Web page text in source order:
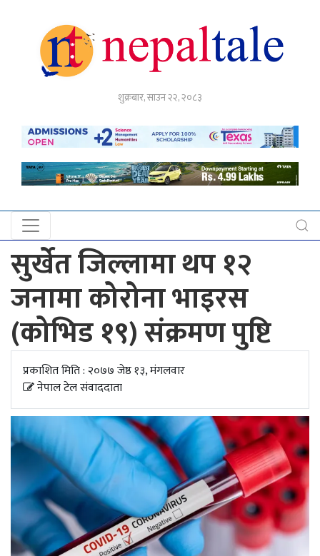
शुक्रबार, साउन २२, २०८३
अर्थ
नेपाल
प्रदेश
खबर
अन्तर्राष्ट्रिय
युके
अपडेट
खेलकुद
स्वास्थ्य/
जिबनशैली
सुर्खेत जिल्लामा थप १२
जनामा कोरोना भाइरस
(कोभिड १९) संक्रमण पुष्टि
प्रकाशित मिति : २०७७ जेष्ठ १३, मंगलवार
नेपाल टेल संवाददाता